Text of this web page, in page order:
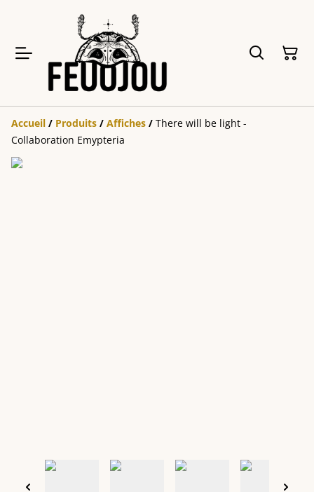
Accueil / Produits / Affiches / There will be light -
Collaboration Emypteria